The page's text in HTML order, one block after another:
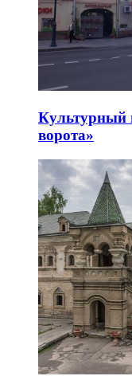
Культурный
ворота»